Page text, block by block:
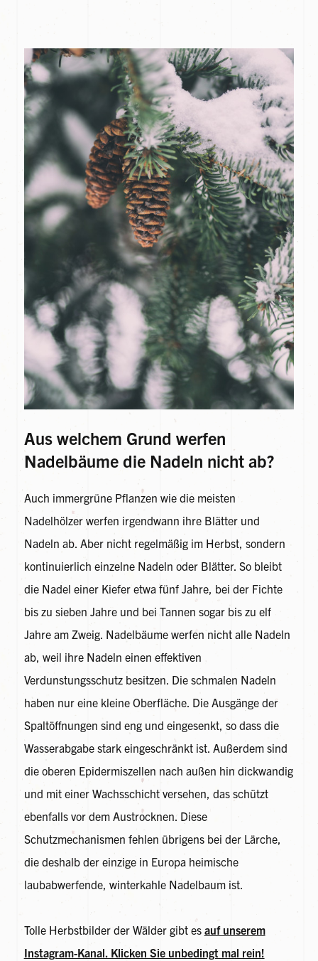
Aus welchem Grund werfen
Nadelbäume die Nadeln nicht ab?
Auch immergrüne Pflanzen wie die meisten
Nadelhölzer werfen irgendwann ihre Blätter und
Nadeln ab. Aber nicht regelmäßig im Herbst, sondern
kontinuierlich einzelne Nadeln oder Blätter. So bleibt
die Nadel einer Kiefer etwa fünf Jahre, bei der Fichte
bis zu sieben Jahre und bei Tannen sogar bis zu elf
Jahre am Zweig. Nadelbäume werfen nicht alle Nadeln
ab, weil ihre Nadeln einen effektiven
Verdunstungsschutz besitzen. Die schmalen Nadeln
haben nur eine kleine Oberfläche. Die Ausgänge der
Spaltöffnungen sind eng und eingesenkt, so dass die
Wasserabgabe stark eingeschränkt ist. Außerdem sind
die oberen Epidermiszellen nach außen hin dickwandig
und mit einer Wachsschicht versehen, das schützt
ebenfalls vor dem Austrocknen. Diese
Schutzmechanismen fehlen übrigens bei der Lärche,
die deshalb der einzige in Europa heimische
laubabwerfende, winterkahle Nadelbaum ist.
Tolle Herbstbilder der Wälder gibt es auf unserem
Instagram-Kanal. Klicken Sie unbedingt mal rein!